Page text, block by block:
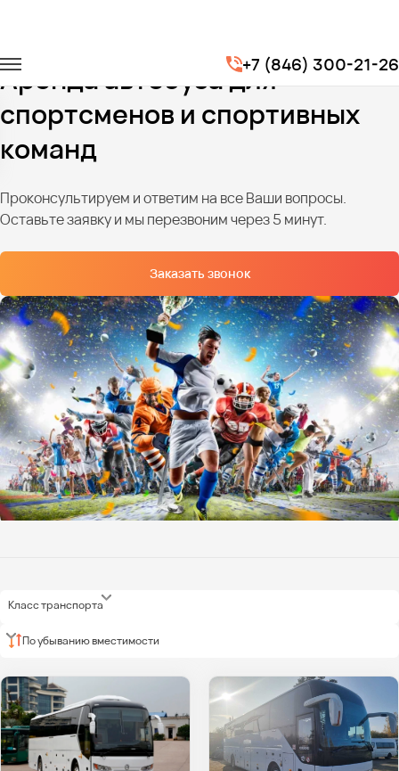
+7 (846) 300-21-26
Трансфер для спортсменов
Аренда автобуса для
спортсменов и спортивных
команд
Проконсультируем и ответим на все Ваши вопросы.
Оставьте заявку и мы перезвоним через 5 минут.
Заказать звонок
Класс транспорта
По убыванию вместимости